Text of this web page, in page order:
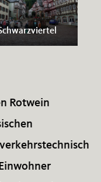
Rotwein